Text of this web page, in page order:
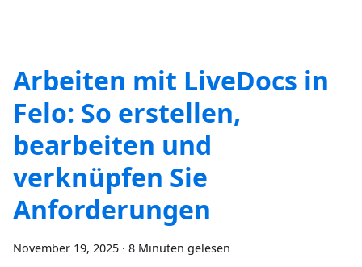
Arbeiten mit LiveDocs in
Felo: So erstellen,
bearbeiten und
verknüpfen Sie
Anforderungen
November 19, 2025 · 8 Minuten gelesen